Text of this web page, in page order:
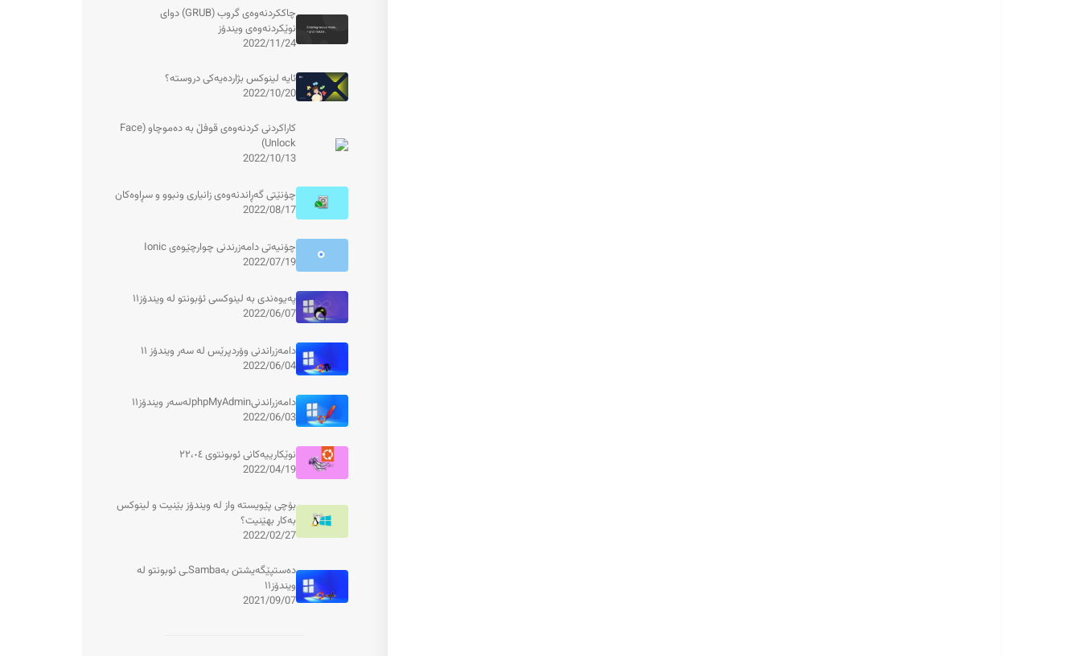
چاککردنەوەی گروب (GRUB) دوای
نوێکردنەوەی ویندۆز
2022/11/24
ئایە لینوکس بژاردەیەکی دروستە؟
2022/10/20
کاراکردنی کردنەوەی قوفڵ بە دەموچاو (Face
Unlock)
2022/10/13
چۆنێتی گەڕاندنەوەی زانیاری ونبوو و سڕاوەکان
2022/08/17
چۆنیەتی دامەزرندنی چوارچێوەی Ionic
2022/07/19
پەیوەندی بە لینوکسی ئۆبونتو لە ویندۆز١١
2022/06/07
دامەزراندنی وۆردپرێس لە سەر ویندۆز ١١
2022/06/04
دامەزراندنیphpMyAdminلەسەر ویندۆز١١
2022/06/03
نوێکارییەکانی ئوبونتوی ٢٢،٠٤
2022/04/19
بۆچی پێویستە واز لە ویندۆز بێنیت و لینوکس
بەکار بهێنیت؟
2022/02/27
دەستپێگەیشتن بەSambaـی ئوبونتو لە
ویندۆز١١
2021/09/07